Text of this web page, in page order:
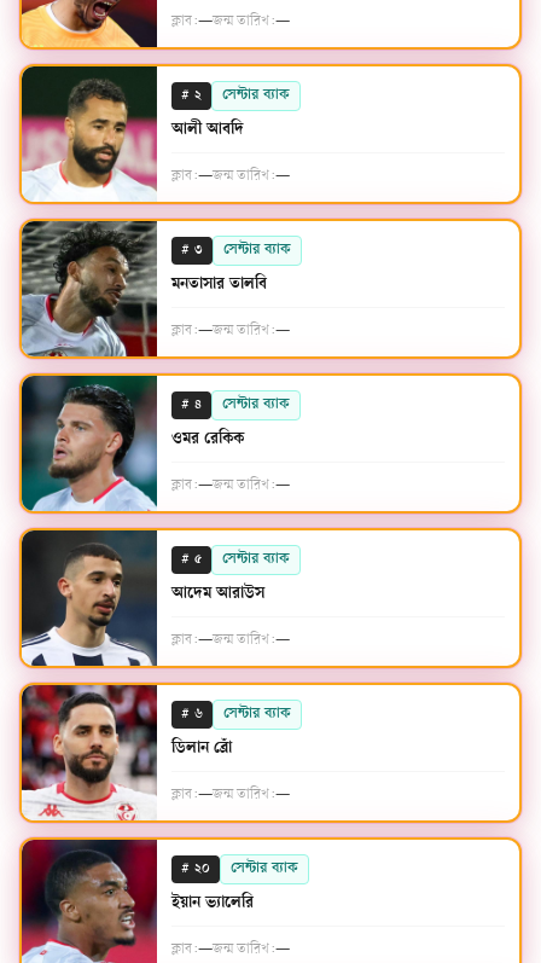
ক্লাব:—জন্ম তারিখ:—
# ২ সেন্টার ব্যাক
আলী আবদি
ক্লাব:—জন্ম তারিখ:—
# ৩ সেন্টার ব্যাক
মনতাসার তালবি
ক্লাব:—জন্ম তারিখ:—
# ৪ সেন্টার ব্যাক
ওমর রেকিক
ক্লাব:—জন্ম তারিখ:—
# ৫ সেন্টার ব্যাক
আদেম আরাউস
ক্লাব:—জন্ম তারিখ:—
# ৬ সেন্টার ব্যাক
ডিলান ব্রোঁ
ক্লাব:—জন্ম তারিখ:—
# ২০ সেন্টার ব্যাক
ইয়ান ভ্যালেরি
ক্লাব:—জন্ম তারিখ:—